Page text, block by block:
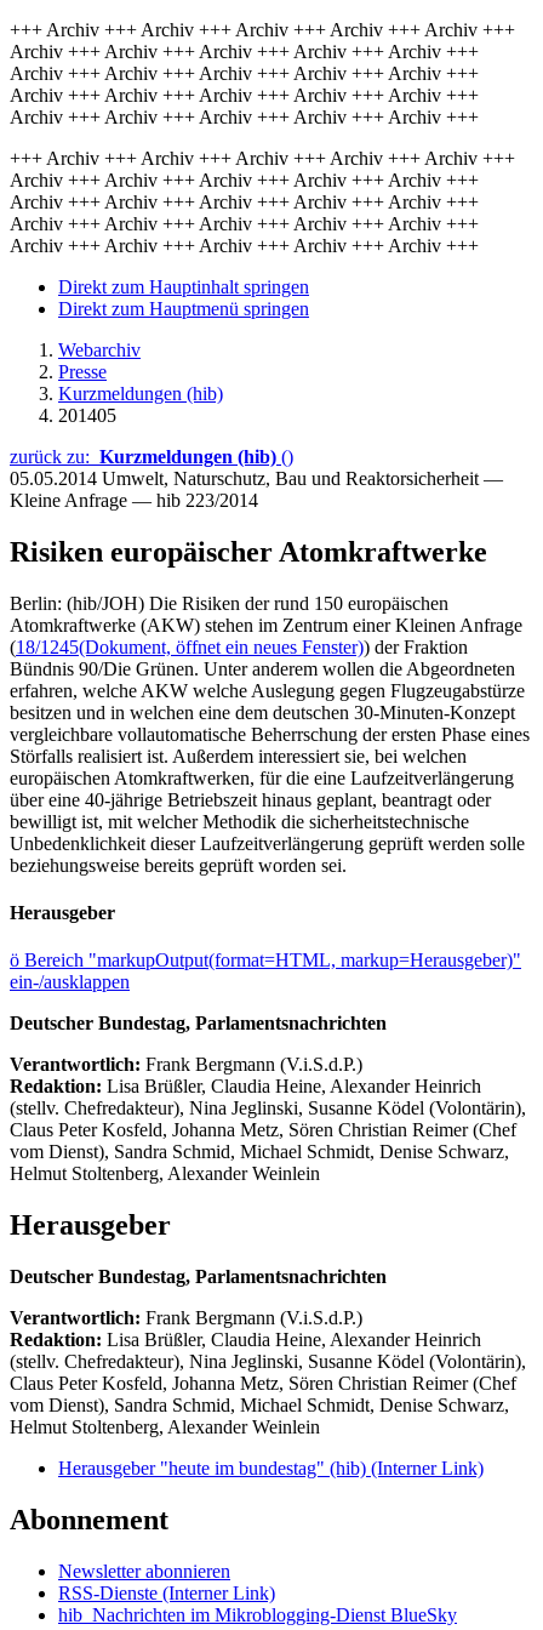
+++ Archiv +++ Archiv +++ Archiv +++ Archiv +++ Archiv +++
Archiv +++ Archiv +++ Archiv +++ Archiv +++ Archiv +++
Archiv +++ Archiv +++ Archiv +++ Archiv +++ Archiv +++
Archiv +++ Archiv +++ Archiv +++ Archiv +++ Archiv +++
Archiv +++ Archiv +++ Archiv +++ Archiv +++ Archiv +++
+++ Archiv +++ Archiv +++ Archiv +++ Archiv +++ Archiv +++
Archiv +++ Archiv +++ Archiv +++ Archiv +++ Archiv +++
Archiv +++ Archiv +++ Archiv +++ Archiv +++ Archiv +++
Archiv +++ Archiv +++ Archiv +++ Archiv +++ Archiv +++
Archiv +++ Archiv +++ Archiv +++ Archiv +++ Archiv +++
Direkt zum Hauptinhalt springen
Direkt zum Hauptmenü springen
Webarchiv
Presse
Kurzmeldungen (hib)
201405
zurück zu: Kurzmeldungen (hib) ()
05.05.2014 Umwelt, Naturschutz, Bau und Reaktorsicherheit —
Kleine Anfrage — hib 223/2014
Risiken europäischer Atomkraftwerke
Berlin: (hib/JOH) Die Risiken der rund 150 europäischen
Atomkraftwerke (AKW) stehen im Zentrum einer Kleinen Anfrage
(18/1245(Dokument, öffnet ein neues Fenster)) der Fraktion
Bündnis 90/Die Grünen. Unter anderem wollen die Abgeordneten
erfahren, welche AKW welche Auslegung gegen Flugzeugabstürze
besitzen und in welchen eine dem deutschen 30-Minuten-Konzept
vergleichbare vollautomatische Beherrschung der ersten Phase eines
Störfalls realisiert ist. Außerdem interessiert sie, bei welchen
europäischen Atomkraftwerken, für die eine Laufzeitverlängerung
über eine 40-jährige Betriebszeit hinaus geplant, beantragt oder
bewilligt ist, mit welcher Methodik die sicherheitstechnische
Unbedenklichkeit dieser Laufzeitverlängerung geprüft werden solle
beziehungsweise bereits geprüft worden sei.
Herausgeber
ö Bereich "markupOutput(format=HTML, markup=Herausgeber)"
ein-/ausklappen
Deutscher Bundestag, Parlamentsnachrichten
Verantwortlich: Frank Bergmann (V.i.S.d.P.)
Redaktion: Lisa Brüßler, Claudia Heine, Alexander Heinrich
(stellv. Chefredakteur), Nina Jeglinski, Susanne Ködel (Volontärin),
Claus Peter Kosfeld, Johanna Metz, Sören Christian Reimer (Chef
vom Dienst), Sandra Schmid, Michael Schmidt, Denise Schwarz,
Helmut Stoltenberg, Alexander Weinlein
Herausgeber
Deutscher Bundestag, Parlamentsnachrichten
Verantwortlich: Frank Bergmann (V.i.S.d.P.)
Redaktion: Lisa Brüßler, Claudia Heine, Alexander Heinrich
(stellv. Chefredakteur), Nina Jeglinski, Susanne Ködel (Volontärin),
Claus Peter Kosfeld, Johanna Metz, Sören Christian Reimer (Chef
vom Dienst), Sandra Schmid, Michael Schmidt, Denise Schwarz,
Helmut Stoltenberg, Alexander Weinlein
Herausgeber "heute im bundestag" (hib) (Interner Link)
Abonnement
Newsletter abonnieren
RSS-Dienste (Interner Link)
hib_Nachrichten im Mikroblogging-Dienst BlueSky